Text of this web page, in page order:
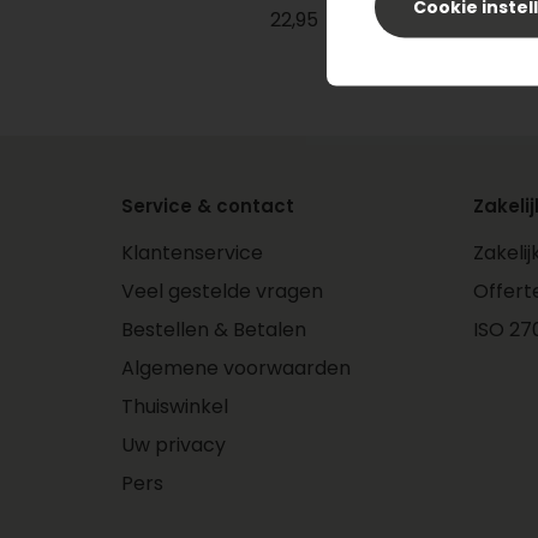
22,95
Service & contact
Klantenservice
Veel gestelde vragen
Bestellen & Betalen
Algemene voorwaarden
Thuiswinkel
Uw privacy
Pers
ISO
Cookie